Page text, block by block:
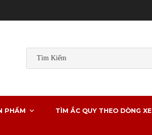
PHẨM TÌM ẮC QUY THEO DÒNG XE